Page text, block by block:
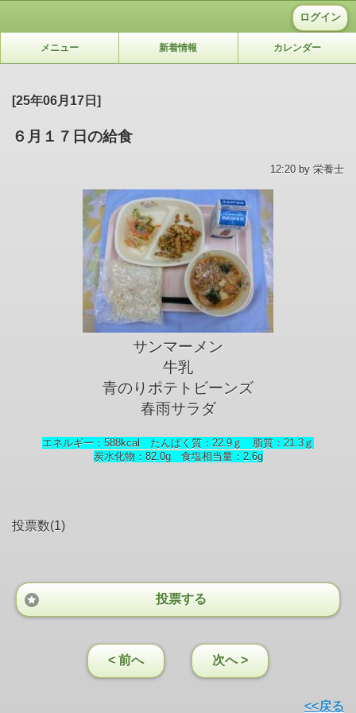
ログイン
メニュー 新着情報 カレンダー
[25年06月17日]
６月１７日の給食
12:20 by 栄養士
サンマーメン
牛乳
青のりポテトビーンズ
春雨サラダ
エネルギー：588kcal たんぱく質：22.9ｇ 脂質：21.3ｇ
炭水化物：82.0g 食塩相当量：2.6g
投票数(1)
投票する
< 前へ 次へ >
<<戻る